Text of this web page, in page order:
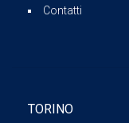
Contatti
TORINO